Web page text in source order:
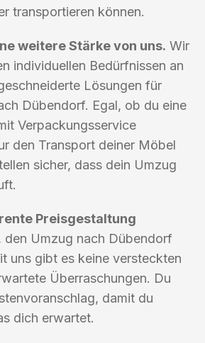
transportieren können.
weitere Stärke von uns. Wir
individuellen Bedürfnissen an
Lösungen für
Dübendorf. Egal, ob du eine
Verpackungsservice
den Transport deiner Möbel
sicher, dass dein Umzug
Preisgestaltung
den Umzug nach Dübendorf
uns gibt es keine versteckten
Überraschungen. Du
damit du
dich erwartet.